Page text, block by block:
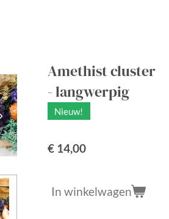
Amethist cluster
- langwerpig
Nieuw!
€ 14,00
In winkelwagen